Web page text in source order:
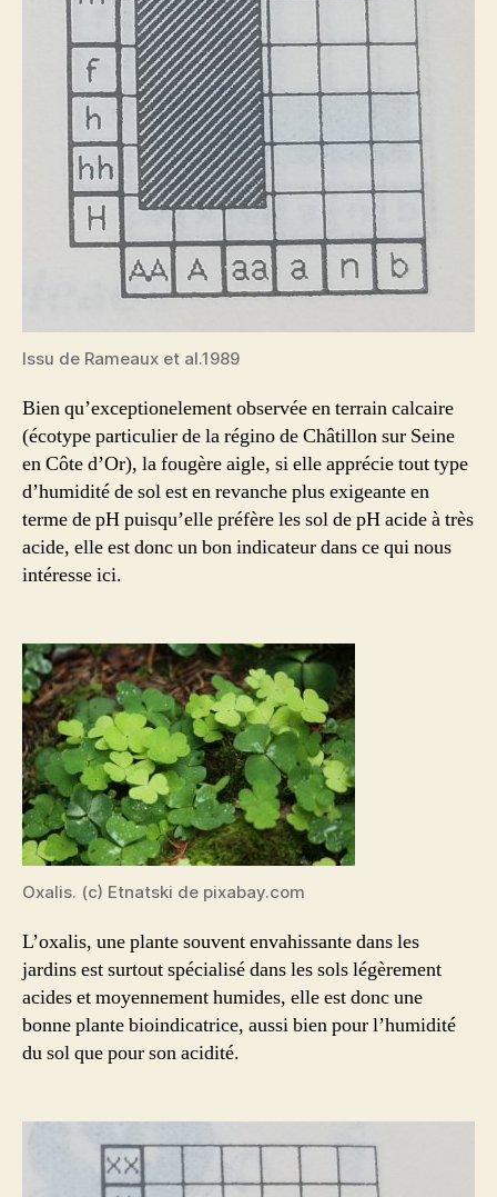
Issu de Rameaux et al.1989
Bien qu’exceptionelement observée en terrain calcaire
(écotype particulier de la régino de Châtillon sur Seine
en Côte d’Or), la fougère aigle, si elle apprécie tout type
d’humidité de sol est en revanche plus exigeante en
terme de pH puisqu’elle préfère les sol de pH acide à très
acide, elle est donc un bon indicateur dans ce qui nous
intéresse ici.
Oxalis. (c) Etnatski de pixabay.com
L’oxalis, une plante souvent envahissante dans les
jardins est surtout spécialisé dans les sols légèrement
acides et moyennement humides, elle est donc une
bonne plante bioindicatrice, aussi bien pour l’humidité
du sol que pour son acidité.